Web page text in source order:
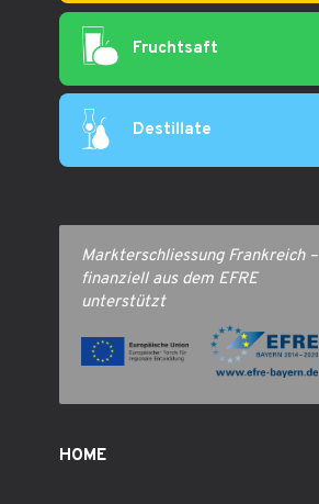
Fruchtsaft
Destillate
Markterschliessung Frankreich –
finanziell aus dem EFRE
unterstützt
HOME